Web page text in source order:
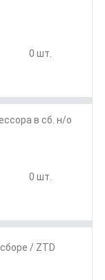
0 шт.
в сб. н/о
0 шт.
/ ZTD